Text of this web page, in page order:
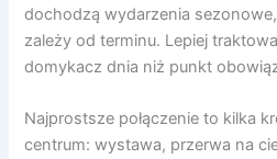
dochodzą wydarzenia
zależy od terminu. Lepiej
domykacz dnia niż punkt
Najprostsze połączenie to kilka
centrum: wystawa, przerwa na